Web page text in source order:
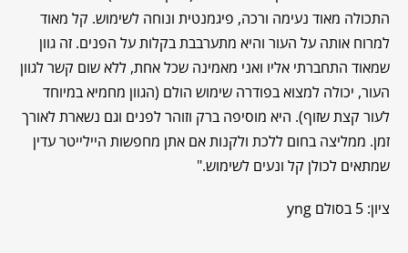
התכולה מאוד נעימה ורכה, פיגמנטית ונוחה לשימוש. קל מאוד
למרוח אותה על העור והיא מתערבבת בקלות על הפנים. זה גוון
שמאוד התחברתי אליו ואני מאמינה שכל אחת, ללא שום קשר לגוון
העור, יכולה למצוא בפודרה שימוש הולם (הגוון מחמיא במיוחד
לעור קצת שזוף). היא מוסיפה ברק וזוהר לפנים וגם נשארת לאורך
זמן. ממליצה בחום ללכת ולקנות אם אתן מחפשות היילייטר עדין
שמתאים לכולן קל ונעים לשימוש."
ציון: 5 בסולם yng